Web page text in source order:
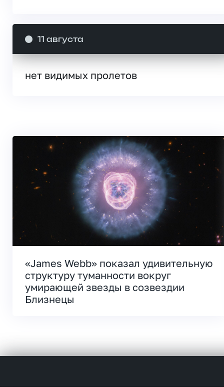
11 августа
нет видимых пролетов
«James Webb» показал удивительную
структуру туманности вокруг
умирающей звезды в созвездии
Близнецы